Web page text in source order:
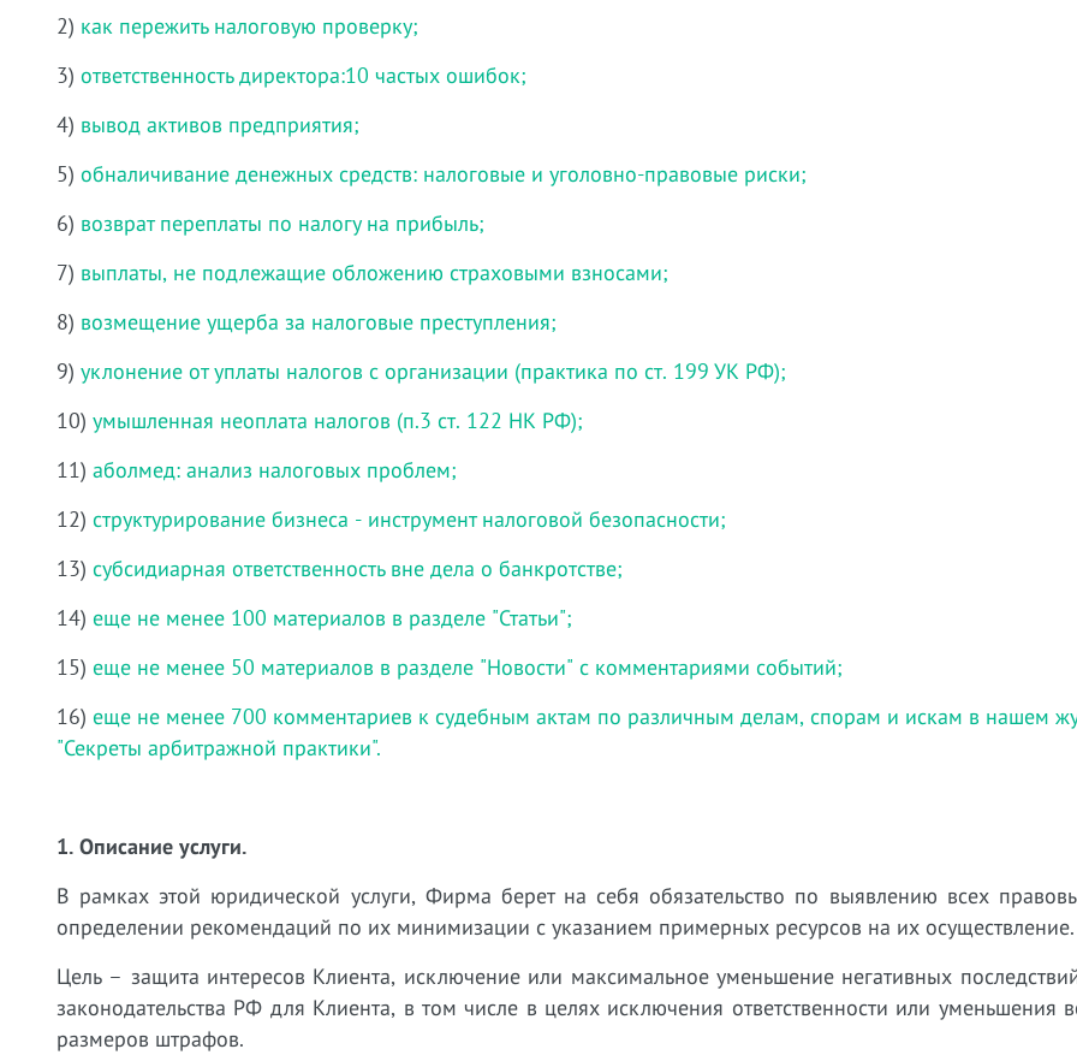
2) как пережить налоговую проверку;
3) ответственность директора:10 частых ошибок;
4) вывод активов предприятия;
5) обналичивание денежных средств: налоговые и уголовно-правовые риски;
6) возврат переплаты по налогу на прибыль;
7) выплаты, не подлежащие обложению страховыми взносами;
8) возмещение ущерба за налоговые преступления;
9) уклонение от уплаты налогов с организации (практика по ст. 199 УК РФ);
10) умышленная неоплата налогов (п.3 ст. 122 НК РФ);
11) аболмед: анализ налоговых проблем;
12) структурирование бизнеса - инструмент налоговой безопасности;
13) субсидиарная ответственность вне дела о банкротстве;
14) еще не менее 100 материалов в разделе "Статьи";
15) еще не менее 50 материалов в разделе "Новости" с комментариями событий;
16) еще не менее 700 комментариев к судебным актам по различным делам, спорам и искам в нашем
"Секреты арбитражной практики".
1. Описание услуги.
В рамках этой юридической услуги, Фирма берет на себя обязательство по выявлению всех
определении рекомендаций по их минимизации с указанием примерных ресурсов на их осуществление.
Цель – защита интересов Клиента, исключение или максимальное уменьшение негативных
законодательства РФ для Клиента, в том числе в целях исключения ответственности или уменьшения
размеров штрафов.